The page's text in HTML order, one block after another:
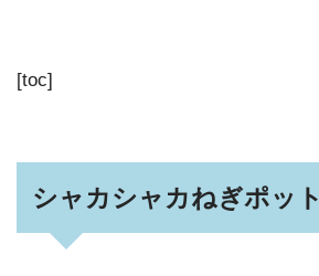
[toc]
シャカシャカねぎポット